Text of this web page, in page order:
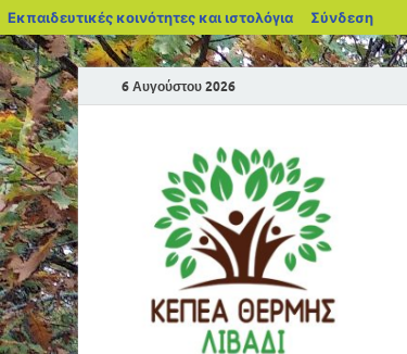
Εκπαιδευτικές κοινότητες και ιστολόγια Σύνδεση
6 Αυγούστου 2026